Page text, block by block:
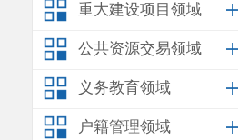
重大建设项目领域
公共资源交易领域
义务教育领域
户籍管理领域